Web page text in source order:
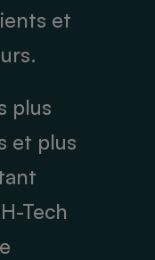
et
plus
et plus
Tech